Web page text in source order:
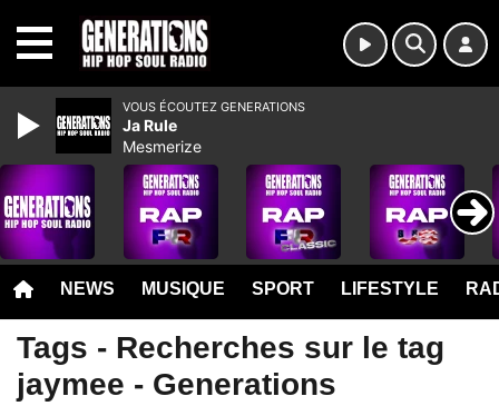
NEWS MUSIQUE SPORT LIFESTYLE
Tags - Recherches sur le tag
jaymee - Generations
VOUS ÉCOUTEZ GENERATIONS
Ja Rule
Mesmerize